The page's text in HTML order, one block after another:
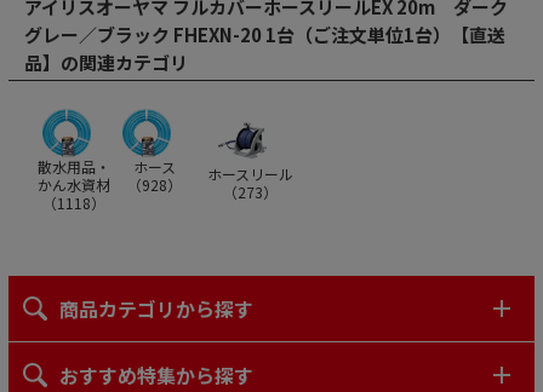
アイリスオーヤマ フルカバーホースリールEX 20m ダーク
グレー／ブラック FHEXN-20 1台（ご注文単位1台）【直送
品】の関連カテゴリ
散水用品・
かん水資材
（1118）
ホース
（928）
ホースリール
（273）
商品カテゴリから探す
おすすめ特集から探す